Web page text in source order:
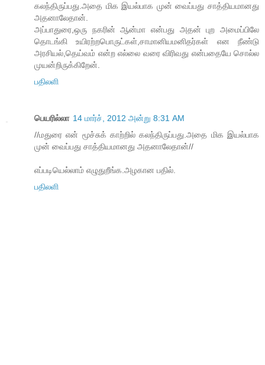
கலந்திருப்பது.அதை மிக இயல்பாக முன் வைப்பது சாத்தியமானது
அதனாலேதான்.
அப்பாதுரை,ஒரு நகரின் ஆன்மா என்பது அதன் புற அமைப்பிலே
தொடங்கி உயிரற்றபொருட்கள்,சாமானியமனிதர்கள் என நீண்டு
அரசியல்,தெய்வம் என்ற எல்லை வரை விரிவது என்பதையே சொல்ல
முயன்றிருக்கிறேன்.
பதிலளி
பெயரில்லா 14 மார்ச், 2012 அன்று 8:31 AM
//மதுரை என் மூச்சுக் காற்றில் கலந்திருப்பது.அதை மிக இயல்பாக
முன் வைப்பது சாத்தியமானது அதனாலேதான்//
எப்படியெல்லாம் எழுதுறீங்க.அழகான பதில்.
பதிலளி